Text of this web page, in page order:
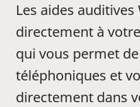
Les aides
directement à
qui vous permet
téléphoniques et
directement dans